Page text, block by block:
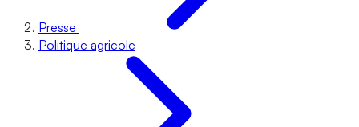
Presse
Politique agricole